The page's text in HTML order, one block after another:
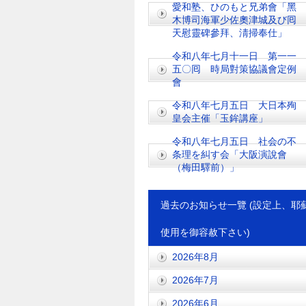
愛和塾、ひのもと兄弟會「黑
木博司海軍少佐奧津城及び囘
天慰靈碑參拜、淸掃奉仕」
令和八年七月十一日 第一一
五〇囘 時局對策協議會定例
會
令和八年七月五日 大日本殉
皇会主催「玉鉾講座」
令和八年七月五日 社会の不
条理を糾す会「大阪演說會
（梅田驛前）」
過去のお知らせ一覽 (設定上、耶
使用を御容赦下さい)
2026年8月
2026年7月
2026年6月